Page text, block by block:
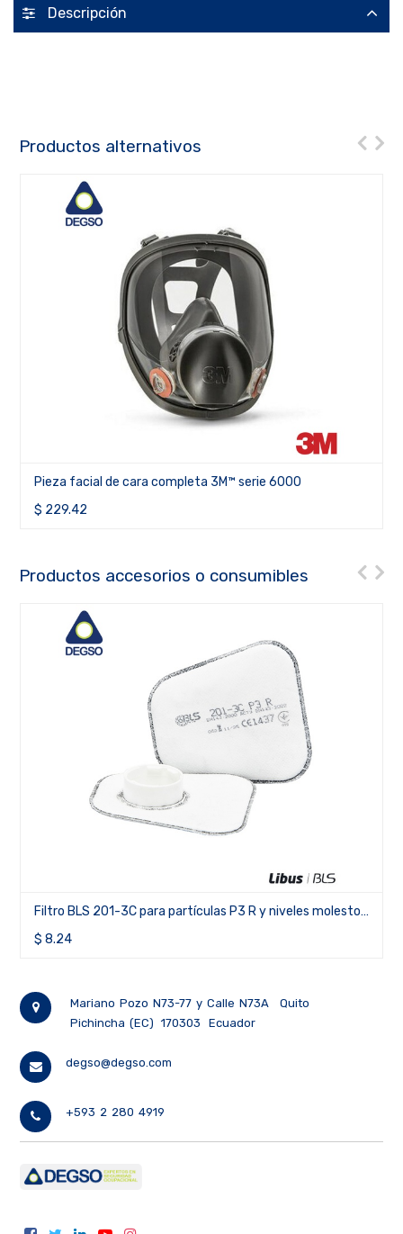
Descripción
Productos alternativos
Pieza facial de cara completa 3M™ serie 6000
$ 229.42
Productos accesorios o consumibles
Filtro BLS 201-3C para partículas P3 R y niveles molestos
de vapores orgánicos, gases ácidos y ozono
$ 8.24
Mariano Pozo N73-77 y Calle N73A
Quito
Pichincha (EC)
170303 Ecuador
degso@degso.com
+593 2 280 4919